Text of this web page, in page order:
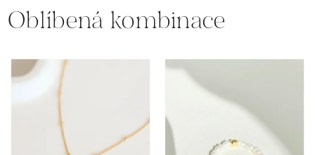
Oblíbená kombinace